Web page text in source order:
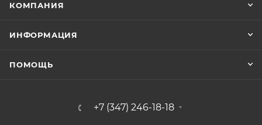
КОМПАНИЯ
ИНФОРМАЦИЯ
ПОМОЩЬ
+7 (347) 246-18-18